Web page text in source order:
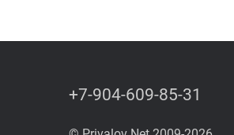
+7-904-609-85-31